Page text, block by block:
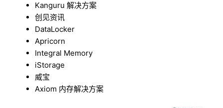
Kanguru 解决方案
创见资讯
DataLocker
Apricorn
Integral Memory
iStorage
威宝
Axiom 内存解决方案